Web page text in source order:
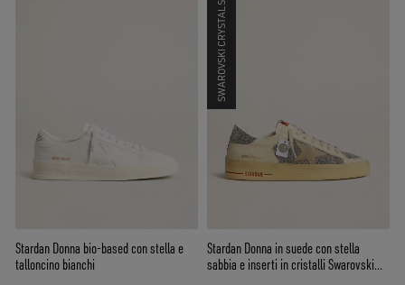
Stardan Donna bio-based con stella e
talloncino bianchi
SWAROVSKI CRYSTALS
Stardan Donna in suede con stella
sabbia e inserti in cristalli Swarovski